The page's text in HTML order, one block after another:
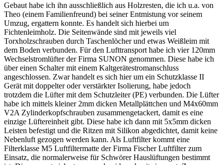
Gebaut habe ich ihn ausschließlich aus Holzresten, die ich u.a. von
Theo (einem Familienfreund) bei seiner Entmistung vor seinem
Umzug, ergattern konnte. Es handelt sich hierbei um
Fichtenleimholz. Die Seitenwände sind mit jeweils viel
Torxholzschrauben durch Taschenlöcher und etwas Weißleim mit
dem Boden verbunden. Für den Lufttransport habe ich vier 120mm
Wechselstromlüfter der Firma SUNON genommen. Diese habe ich
über einen Schalter mit einem Kaltgerätestromanschluss
angeschlossen. Zwar handelt es sich hier um ein Schutzklasse II
Gerät mit doppelter oder verstärkter Isolierung, habe jedoch
trotzdem die Lüfter mit dem Schutzleiter (PE) verbunden. Die Lüfter
habe ich mittels kleiner 2mm dicken Metallplättchen und M4x60mm
V2A Zylinderkopfschrauben zusammengetackert, damit es eine
einzige Lüftereinheit gibt. Diese habe ich dann mit 5x5mm dicken
Leisten befestigt und die Ritzen mit Silikon abgedichtet, damit keine
Nebenluft gezogen werden kann. Als Luftfilter kommt eine
Filterklasse M5 Luftfiltermatte der Firma Fischer Luftfilter zum
Einsatz, die normalerweise für Schwörer Hauslüftungen bestimmt